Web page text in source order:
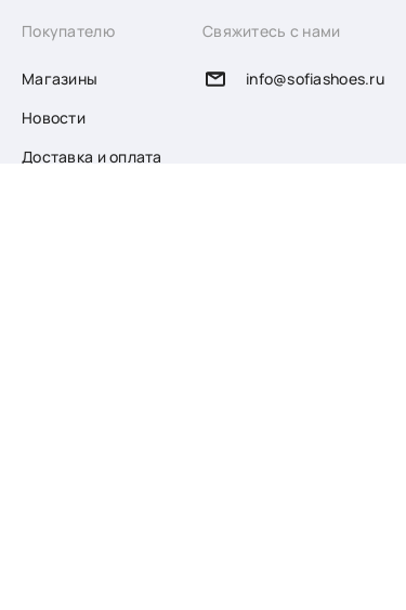
Покупателю
Магазины
Новости
Доставка и оплата
Свяжитесь с нами
info@sofiashoes.ru